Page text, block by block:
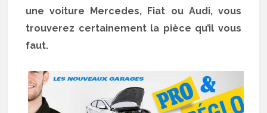
une voiture Mercedes, Fiat ou Audi, vous
trouverez certainement la pièce qu’il vous
faut.